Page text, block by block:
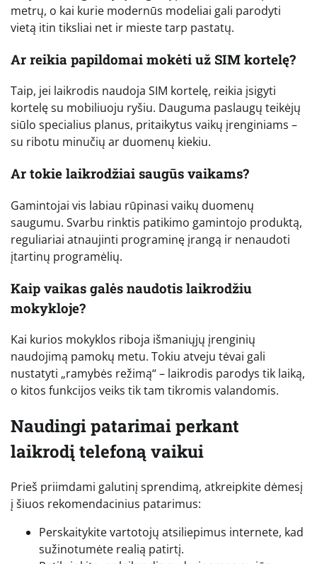
metrų, o kai kurie modernūs modeliai gali parodyti
vietą itin tiksliai net ir mieste tarp pastatų.
Ar reikia papildomai mokėti už SIM kortelę?
Taip, jei laikrodis naudoja SIM kortelę, reikia įsigyti
kortelę su mobiliuoju ryšiu. Dauguma paslaugų teikėjų
siūlo specialius planus, pritaikytus vaikų įrenginiams –
su ribotu minučių ar duomenų kiekiu.
Ar tokie laikrodžiai saugūs vaikams?
Gamintojai vis labiau rūpinasi vaikų duomenų
saugumu. Svarbu rinktis patikimo gamintojo produktą,
reguliariai atnaujinti programinę įrangą ir nenaudoti
įtartinų programėlių.
Kaip vaikas galės naudotis laikrodžiu
mokykloje?
Kai kurios mokyklos riboja išmaniųjų įrenginių
naudojimą pamokų metu. Tokiu atveju tėvai gali
nustatyti „ramybės režimą“ – laikrodis parodys tik laiką,
o kitos funkcijos veiks tik tam tikromis valandomis.
Naudingi patarimai perkant
laikrodį telefoną vaikui
Prieš priimdami galutinį sprendimą, atkreipkite dėmesį
į šiuos rekomendacinius patarimus:
Perskaitykite vartotojų atsiliepimus internete, kad
sužinotumėte realią patirtį.